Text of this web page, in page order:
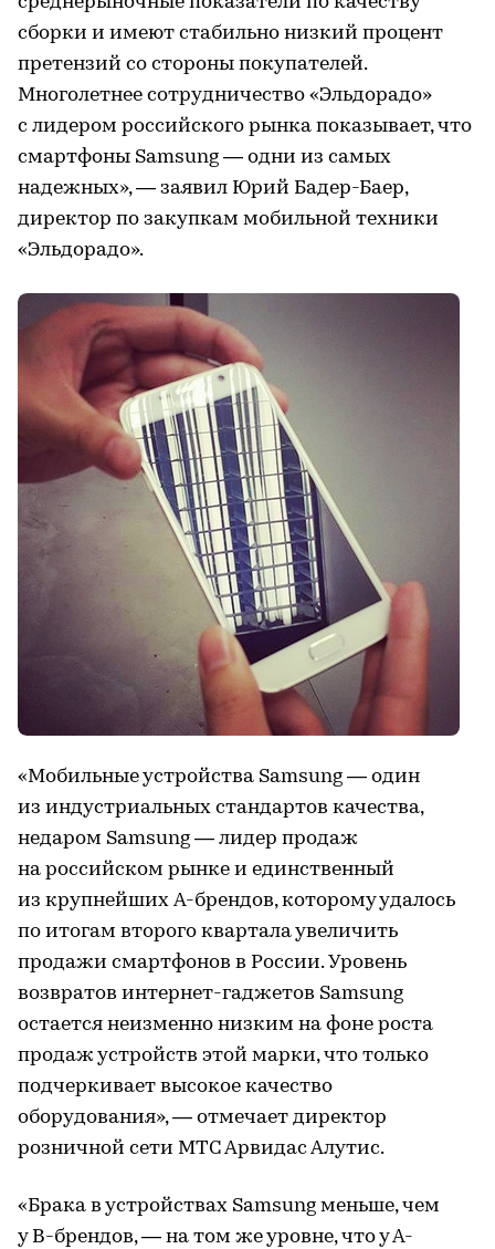
сборки и имеют стабильно низкий процент
претензий со стороны покупателей.
Многолетнее сотрудничество «Эльдорадо»
с лидером российского рынка показывает, что
смартфоны Samsung — одни из самых
надежных», — заявил Юрий Бадер-Баер,
директор по закупкам мобильной техники
«Эльдорадо».
«Мобильные устройства Samsung — один
из индустриальных стандартов качества,
недаром Samsung — лидер продаж
на российском рынке и единственный
из крупнейших A-брендов, которому удалось
по итогам второго квартала увеличить
продажи смартфонов в России. Уровень
возвратов интернет-гаджетов Samsung
остается неизменно низким на фоне роста
продаж устройств этой марки, что только
подчеркивает высокое качество
оборудования», — отмечает директор
розничной сети МТС Арвидас Алутис.
«Брака в устройствах Samsung меньше, чем
у B-брендов, — на том же уровне, что у А-